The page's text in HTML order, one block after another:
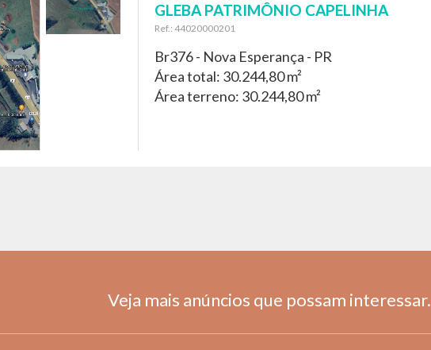
GLEBA PATRIMÔNIO CAPELINHA
Ref.: 44020000201
Br376 - Nova Esperança - PR
Área total: 30.244,80 m²
Área terreno: 30.244,80 m²
Veja mais anúncios que possam interessar.